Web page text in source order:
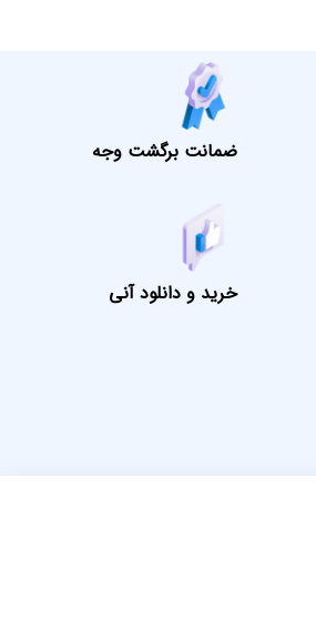
ضمانت برگشت وجه
خرید و دانلود آنی